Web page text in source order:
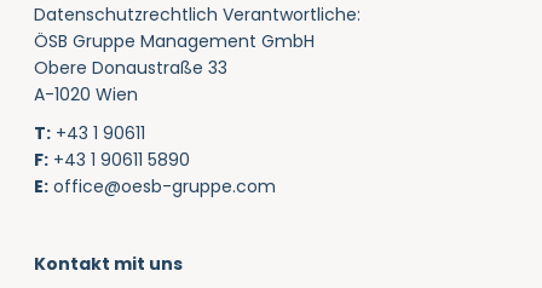
Datenschutzrechtlich Verantwortliche:
ÖSB Gruppe Management GmbH
Obere Donaustraße 33
A-1020 Wien
T: +43 1 90611
F: +43 1 90611 5890
E: office@oesb-gruppe.com
Kontakt mit uns